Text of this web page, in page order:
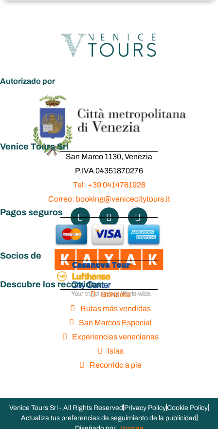
Autorizado por
Venice Tours Srl
San Marco 1130, Venezia
P.IVA 04351870276
Tel: +39 0414761926
Correo: booking@venicecitytours.it
Pagos seguros
Socios de
Descubre los recorridos
Góndola
Rutas más vendidas
San Marcos Especial
Experiencias venecianas
Islas
Recorrido a pie
Venice Tours Srl - All Rights Reserved Privacy PolicyCookie Policy
Actualiza tus preferencias de seguimiento de la publicidad